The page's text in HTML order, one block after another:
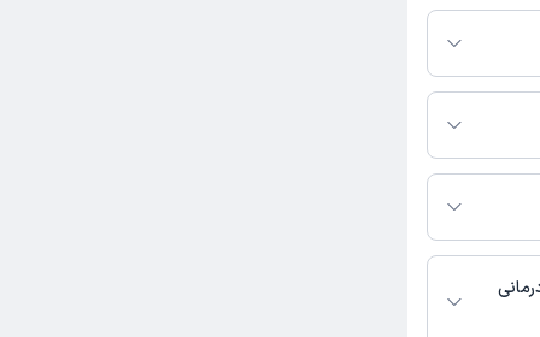
فعالیت
بگیرید.
دسترس نیست.
نشده است.